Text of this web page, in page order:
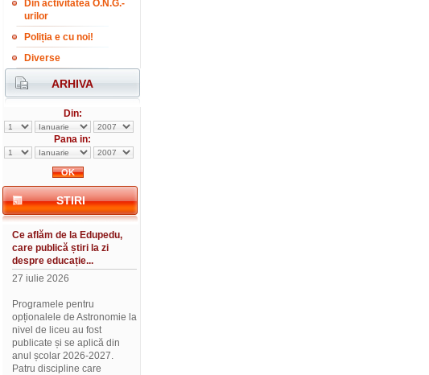
Din activitatea O.N.G.-
urilor
Poliția e cu noi!
Diverse
ARHIVA
Din:
Pana in:
STIRI
Ce aflăm de la Edupedu,
care publică știri la zi
despre educație...
27 iulie 2026
Programele pentru
opționalele de Astronomie la
nivel de liceu au fost
publicate și se aplică din
anul școlar 2026-2027.
Patru discipline care